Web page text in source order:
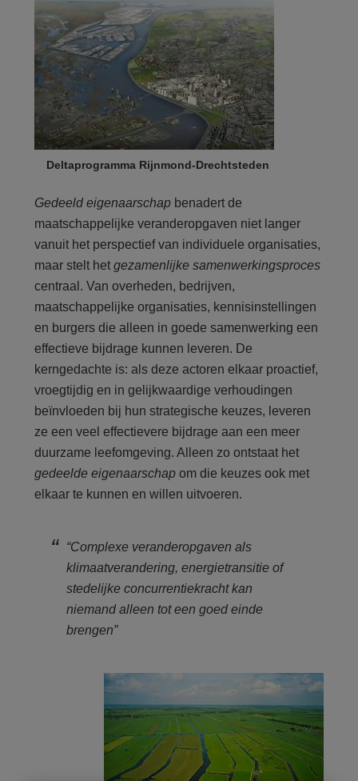
Deltaprogramma Rijnmond-Drechtsteden
Gedeeld eigenaarschapbenadert de
maatschappelijke veranderopgaven niet langer
vanuit het perspectief van individuele organisaties,
maar stelt het gezamenlijke samenwerkingsproces
centraal. Van overheden, bedrijven,
maatschappelijke organisaties, kennisinstellingen
en burgers die alleen in goede samenwerking een
effectieve bijdrage kunnen leveren. De
kerngedachte is: als deze actoren elkaar proactief,
vroegtijdig en in gelijkwaardige verhoudingen
beïnvloeden bij hun strategische keuzes, leveren
ze een veel effectievere bijdrage aan een meer
duurzame leefomgeving. Alleen zo ontstaat het
gedeelde eigenaarschap om die keuzes ook met
elkaar te kunnen en willen uitvoeren.
“Complexe veranderopgaven als
klimaatverandering, energietransitie of
stedelijke concurrentiekracht kan
niemand alleen tot een goed einde
brengen”